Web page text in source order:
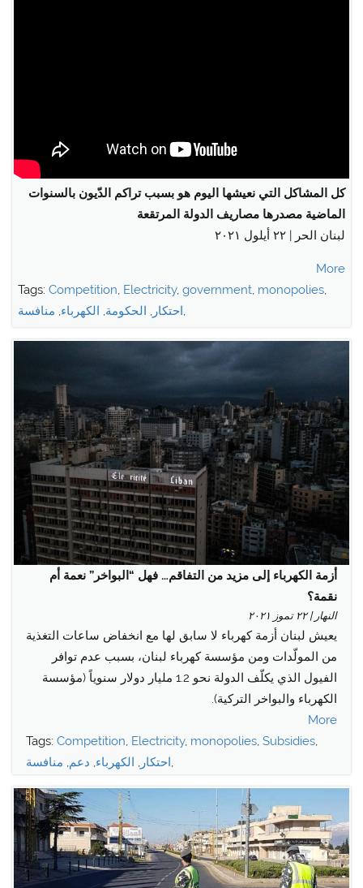
كل المشاكل التي نعيشها اليوم هو بسبب تراكم الدّيون بالسنوات
الماضية مصدرها مصاريف الدولة المرتقعة
لبنان الحر | ٢٢ أيلول ٢٠٢١
More
Tags: Competition, Electricity, government, monopolies,
احتكار , الحكومة, الكهرباء, منافسة ,
أزمة الكهرباء إلى مزيد من التفاقم… فهل “البواخر” نعمة أم
نقمة؟
النهار | ٢٢ تموز ٢٠٢١
يعيش لبنان أزمة كهرباء لا سابق لها مع انخفاض ساعات التغذية
من المولّدات ومن مؤسسة كهرباء لبنان، بسبب عدم توافر
الفيول الذي يكلّف الدولة نحو 1.2 مليار دولار سنوياً (مؤسسة
الكهرباء والبواخر التركية).
More
Tags: Competition, Electricity, monopolies, Subsidies,
احتكار , الكهرباء, دعم, منافسة ,